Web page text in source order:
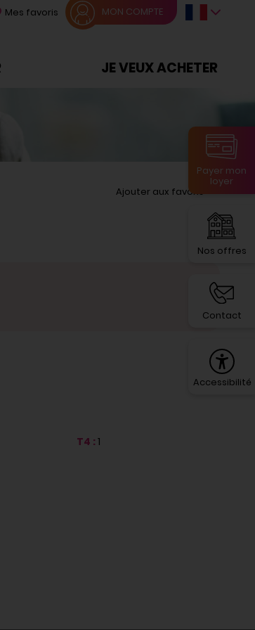
Mes favoris MON COMPTE
JE VEUX ACHETER
Ajouter aux favoris
T4 : 1
Payer mon
loyer
Nos offres
Contact
Accessibilité